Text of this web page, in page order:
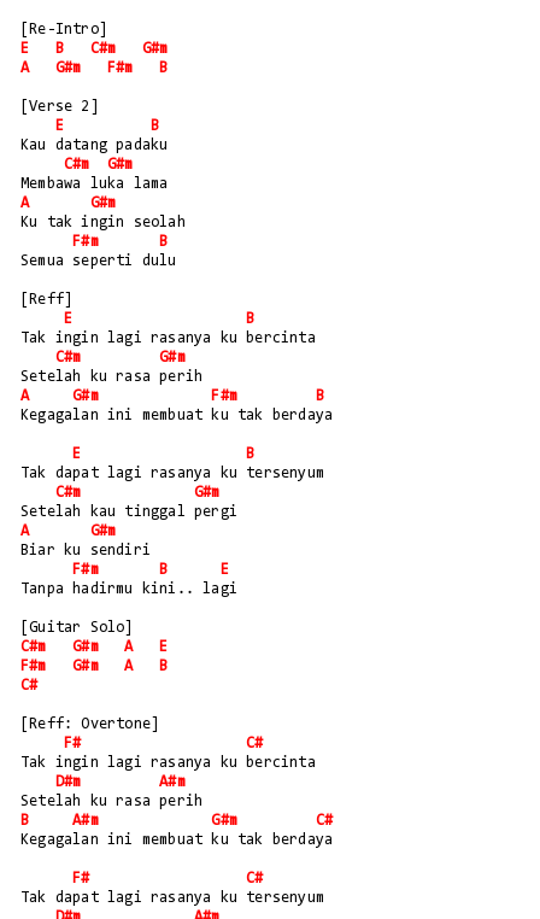
[Re-Intro]
E
B C#m
G#m
A
G#m F#m B
[Verse 2]
E
B
Kau datang padaku
C#m
G#m
Membawa luka lama
A
G#m
Ku tak ingin seolah
F#m
B
Semua seperti dulu
[Reff]
E
B
Tak ingin lagi rasanya ku bercinta
C#m
G#m
Setelah ku rasa perih
A
G#m F#m
B
Kegagalan ini membuat ku tak berdaya
E
B
Tak dapat lagi rasanya ku tersenyum
C#m
G#m
Setelah kau tinggal pergi
A
G#m
Biar ku sendiri
F#m
B
E
Tanpa hadirmu kini.. lagi
[Guitar Solo]
C#m
G#m A
E
F#m
G#m A
B
C#
[Reff: Overtone]
F#
C#
Tak ingin lagi rasanya ku bercinta
D#m
A#m
Setelah ku rasa perih
B
A#m G#m
C#
Kegagalan ini membuat ku tak berdaya
F#
C#
Tak dapat lagi rasanya ku tersenyum